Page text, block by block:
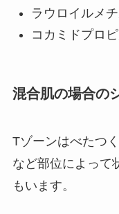
ラウロイルメ
コカミドプロ
混合肌の場合の
Tゾーンはべたつ
など部位によって
もいます。